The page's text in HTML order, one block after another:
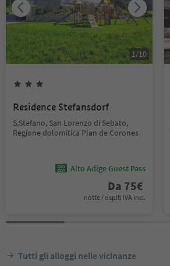
1/10
Residence Stefansdorf
S.Stefano, San Lorenzo di Sebato,
Regione dolomitica Plan de Corones
Alto Adige Guest Pass
Da 75€
notte / ospiti IVA incl.
Tutti gli alloggi nelle vicinanze